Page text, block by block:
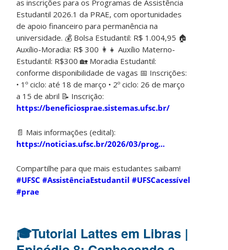
as inscrições para os Programas de Assistência
Estudantil 2026.1 da PRAE, com oportunidades
de apoio financeiro para permanência na
universidade. 💰 Bolsa Estudantil: R$ 1.004,95 🏠
Auxílio-Moradia: R$ 300 👩‍👧 Auxílio Materno-
Estudantil: R$300 🏡 Moradia Estudantil:
conforme disponibilidade de vagas 📅 Inscrições:
• 1º ciclo: até 18 de março • 2º ciclo: 26 de março
a 15 de abril 📝 Inscrição:
https://beneficiosprae.sistemas.ufsc.br/
📄 Mais informações (edital):
https://noticias.ufsc.br/2026/03/prog…
Compartilhe para que mais estudantes saibam!
#UFSC #AssistênciaEstudantil #UFSCacessível
#prae
🎓Tutorial Lattes em Libras |